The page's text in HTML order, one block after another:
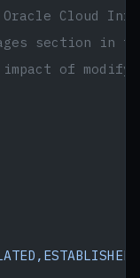
Cloud
section in
of